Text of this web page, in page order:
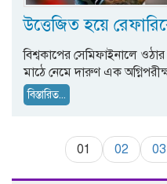
উত্তেজিত হয়ে
বিশ্বকাপের সেমিফাইনালে
মাঠে নেমে দারুণ এক
বিস্তারিত...
01 02 03